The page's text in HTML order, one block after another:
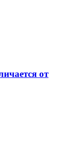
от